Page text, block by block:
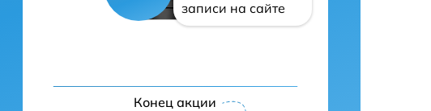
записи на сайте
Конец акции